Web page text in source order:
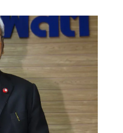
นการประชุม คณะรัฐมนตรี